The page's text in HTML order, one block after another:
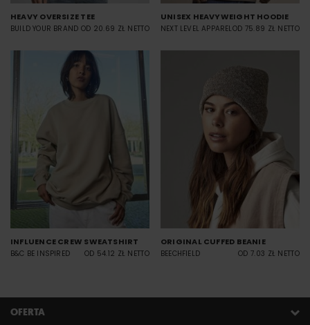
HEAVY OVERSIZE TEE
BUILD YOUR BRAND OD 20.69 ZŁ NETTO
UNISEX HEAVYWEIGHT HOODIE
NEXT LEVEL APPARELOD 75.89 ZŁ NETTO
INFLUENCE CREW SWEATSHIRT
B&C BE INSPIRED OD 54.12 ZŁ NETTO
ORIGINAL CUFFED BEANIE
BEECHFIELD OD 7.03 ZŁ NETTO
OFERTA